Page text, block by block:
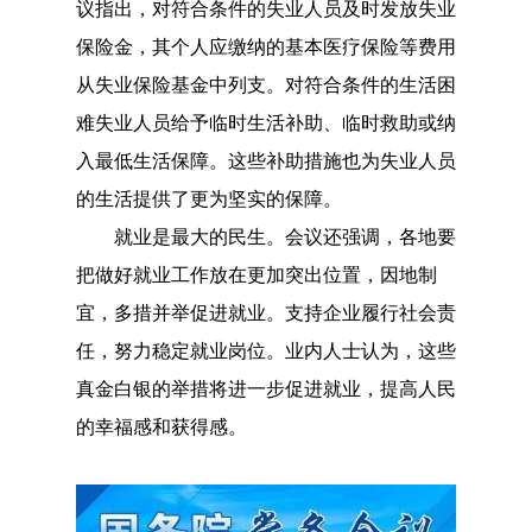
议指出，对符合条件的失业人员及时发放失业
保险金，其个人应缴纳的基本医疗保险等费用
从失业保险基金中列支。对符合条件的生活困
难失业人员给予临时生活补助、临时救助或纳
入最低生活保障。这些补助措施也为失业人员
的生活提供了更为坚实的保障。
就业是最大的民生。会议还强调，各地要
把做好就业工作放在更加突出位置，因地制
宜，多措并举促进就业。支持企业履行社会责
任，努力稳定就业岗位。业内人士认为，这些
真金白银的举措将进一步促进就业，提高人民
的幸福感和获得感。